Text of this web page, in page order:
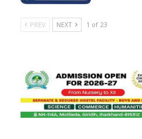
PREV NEXT 1 of 23